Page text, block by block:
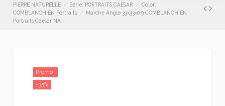
PIERRE NATURELLE
Série: PORTRAITS CAESAR
Color:
COMBLANCHIEN Portraits
Marche Angle 33x33x0.9 COMBLANCHIEN
Portraits Caesar NA
Promo !
-35%